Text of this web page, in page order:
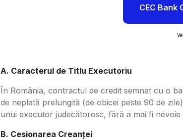
CEC Bank
A. Caracterul de Titlu Executoriu
În România, contractul de credit semnat cu o
de neplată prelungită (de obicei peste 90 de
unui executor judecătoresc, fără a mai fi
B. Cesionarea Creanței